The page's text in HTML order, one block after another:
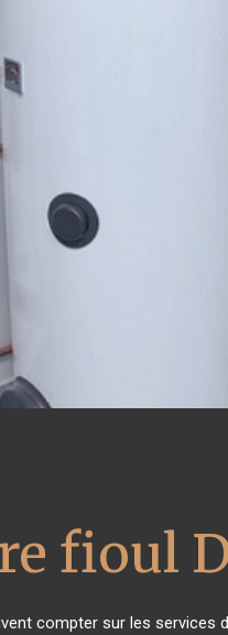
fioul
compter sur les services